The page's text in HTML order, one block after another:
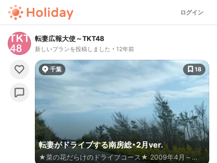
ログイン
転妻広報大使～TKT48
新しいプランを投稿しました 12年前
千葉 18
転妻がドライブする南房総・2月ver.
★菜の花だらけのドライブコース★ 2009年4月～